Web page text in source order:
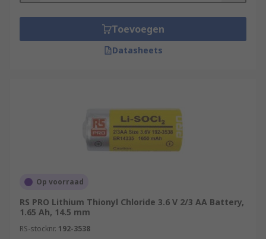
Toevoegen
Datasheets
Op voorraad
RS PRO Lithium Thionyl Chloride 3.6 V 2/3 AA Battery,
1.65 Ah, 14.5 mm
RS-stocknr. 192-3538